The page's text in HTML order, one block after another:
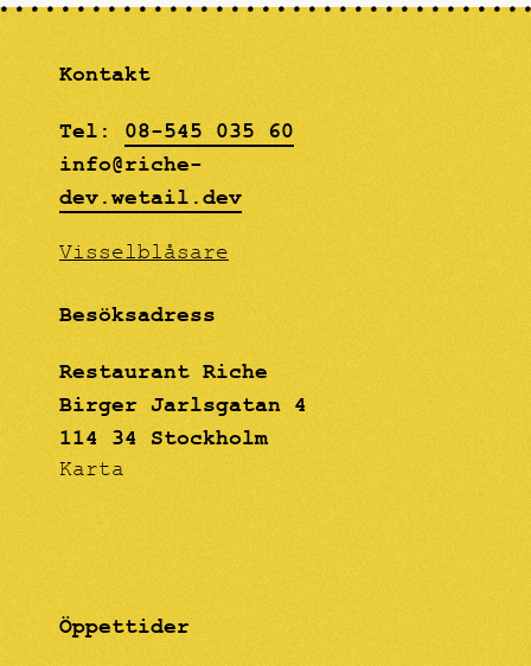
Öppettider
Kontakt
Tel: 08-545 035 60
info@riche-
dev.wetail.dev
Visselblåsare
Besöksadress
Restaurant Riche
Birger Jarlsgatan 4
114 34 Stockholm
Karta